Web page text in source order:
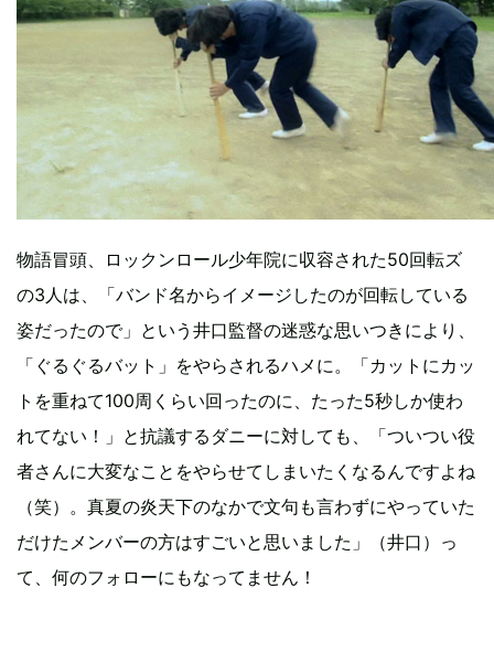
物語冒頭、ロックンロール少年院に収容された50回転ズ
の3人は、「バンド名からイメージしたのが回転している
姿だったので」という井口監督の迷惑な思いつきにより、
「ぐるぐるバット」をやらされるハメに。「カットにカッ
トを重ねて100周くらい回ったのに、たった5秒しか使わ
れてない！」と抗議するダニーに対しても、「ついつい役
者さんに大変なことをやらせてしまいたくなるんですよね
（笑）。真夏の炎天下のなかで文句も言わずにやっていた
だけたメンバーの方はすごいと思いました」（井口）っ
て、何のフォローにもなってません！